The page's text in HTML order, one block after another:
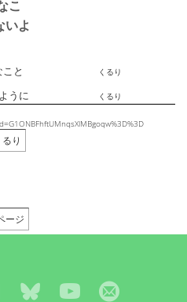
こ
いよ
と くるり
うに
くるり
るり
ージ